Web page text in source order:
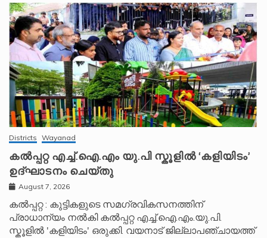
Districts Wayanad
കൽപ്പറ്റ എച്ച്.ഐ.എം യു.പി സ്കൂ‌ളിൽ ‘കളിയിടം’
ഉദ്ഘാടനം ചെയ്തു
August 7, 2026
കൽപ്പറ്റ : കുട്ടികളുടെ സമഗ്രവികസനത്തിന്
പ്രാധാന്യം നൽകി കൽപ്പറ്റ എച്ച്.ഐ.എം.യു.പി.
സ്കൂ‌ളിൽ 'കളിയിടം' ഒരുക്കി. വയനാട് ജില്ലാപഞ്ചായത്ത്